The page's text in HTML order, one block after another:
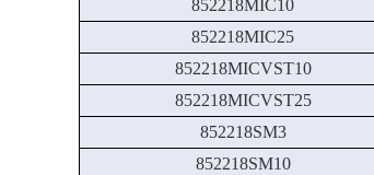
852218MIC10
852218MIC25
852218MICVST10
852218MICVST25
852218SM3
852218SM10